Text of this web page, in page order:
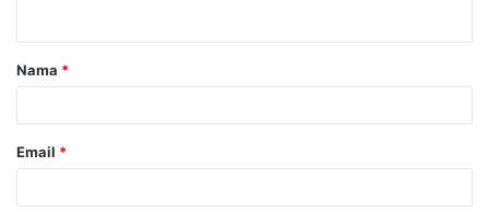
a
r
Nama *
Email *